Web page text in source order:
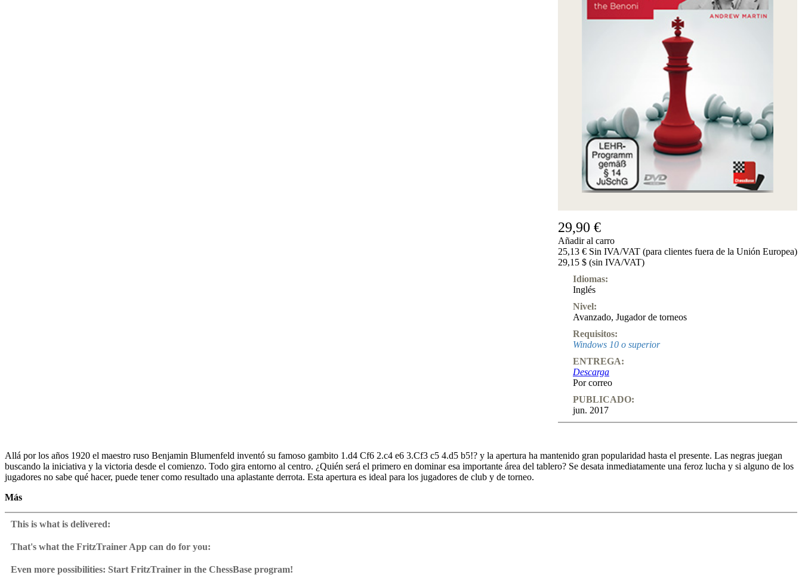
29,90 €
Añadir al carro
25,13 € Sin IVA/VAT (para clientes fuera de la Unión Europea)
29,15 $ (sin IVA/VAT)
Idiomas:
Inglés
Nivel:
Avanzado, Jugador de torneos
Requisitos:
Windows 10 o superior
ENTREGA:
Descarga
Por correo
PUBLICADO:
jun. 2017
Allá por los años 1920 el maestro ruso Benjamin Blumenfeld inventó su famoso gambito 1.d4 Cf6 2.c4 e6 3.Cf3 c5 4.d5 b5!? y la apertura ha mantenido gran popularidad hasta el presente. Las negras juegan
buscando la iniciativa y la victoria desde el comienzo. Todo gira entorno al centro. ¿Quién será el primero en dominar esa importante área del tablero? Se desata inmediatamente una feroz lucha y si alguno de los
jugadores no sabe qué hacer, puede tener como resultado una aplastante derrota. Esta apertura es ideal para los jugadores de club y de torneo.
• Bases de datos exclusiva adicional con más de 50 partidas modelo y ejemplos recientes
Más
This is what is delivered:
Fritztrainer App for Windows
Video course with a running time of approx. 4-8 hrs.
That's what the FritzTrainer App can do for you:
Videos can run in the Fritztrainer app or in the ChessBase program with board graphics, notation and a large function bar
Even more possibilities: Start FritzTrainer in the ChessBase program!
ChessBase
Magazine
Extra
Suscripciones
Otros
Ludwig
Boutique
Bonos
de
regalo